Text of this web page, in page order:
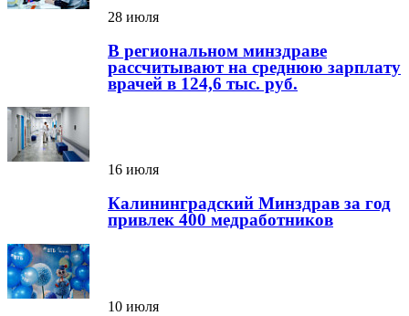
28 июля
В региональном минздраве
рассчитывают на среднюю зарплату
врачей в 124,6 тыс. руб.
16 июля
Калининградский Минздрав за год
привлек 400 медработников
10 июля